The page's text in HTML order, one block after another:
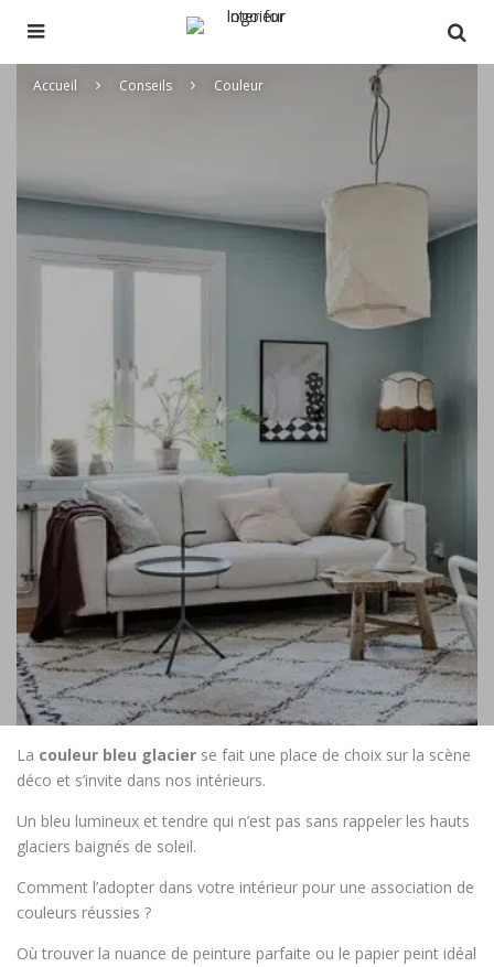
Accueil Conseils Couleur
La couleur bleu glacier se fait une place de choix sur la scène
déco et s’invite dans nos intérieurs.
Un bleu lumineux et tendre qui n’est pas sans rappeler les hauts
glaciers baignés de soleil.
Comment l’adopter dans votre intérieur pour une association de
couleurs réussies ?
Où trouver la nuance de peinture parfaite ou le papier peint idéal